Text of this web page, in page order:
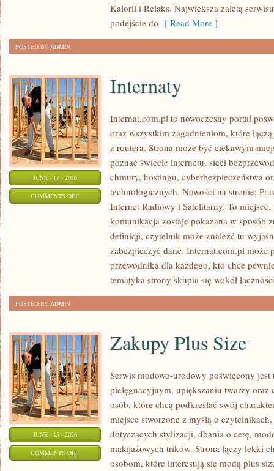
Kalorii i Relaks. Największą zaletą
podejście do [ Read More ]
POSTED BY ADMIN
JUNE - 17 - 2026
COMMENTS OFFON
INTERNATY
Internaty
Internat.com.pl to nowoczesny portal
oraz wszystkim zagadnieniom, które
z routera. Strona może być ciekawym
poznać świecie internetu, sieci
chmury, hostingu, cyberbezpieczeństwa
technologicznych. Nowości na stronie:
Internet Radiowy i Satelitarny. To
komunikacja zostaje pokazana w sposób
definicji, czytelnik może znaleźć tu
zabezpieczyć dane. Internat.com.pl może
przewodnika dla każdego, kto chce
tematyka strony skupia się wokół
POSTED BY ADMIN
JUNE - 15 - 2026
COMMENTS OFFON
Zakupy Plus Size
Serwis modowo-urodowy poświęcony
pielęgnacyjnym, upiększaniu twarzy oraz
osób, które chcą podkreślać swój
miejsce stworzone z myślą o
dotyczących stylizacji, dbania o cerę,
makijażowych trików. Strona łączy lekki
osobom, które interesują się modą plus